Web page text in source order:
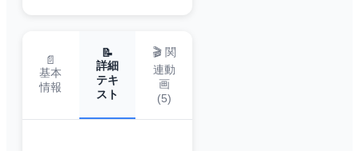
📄
基本
情報
📝
詳細
テキ
スト
🎬 関
連動
画
(5)